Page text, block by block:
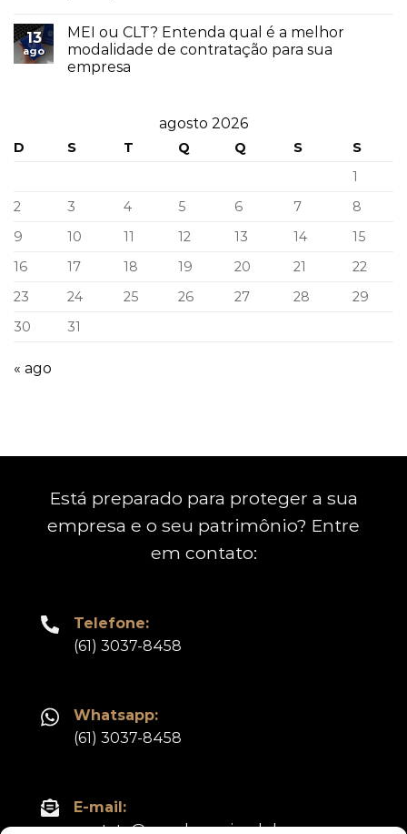
13
ago
MEI ou CLT? Entenda qual é a melhor
modalidade de contratação para sua
empresa
agosto 2026
D S T Q Q S
S
1
2
3 4 5 6 7
8
9
10 11 12 13 14
15
16
17 18 19 20 21
22
23
24 25 26 27 28
29
30
31
« ago
Está preparado para proteger a sua
empresa e o seu patrimônio? Entre
em contato:
Telefone:
(61) 3037-8458
Whatsapp:
(61) 3037-8458
E-mail:
contato@gmadvocacia.adv.br